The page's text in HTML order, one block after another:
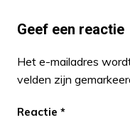
Geef een reactie
Het e-mailadres
velden zijn
Reactie *